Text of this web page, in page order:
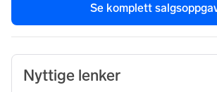
Se komplett
Nyttige lenker